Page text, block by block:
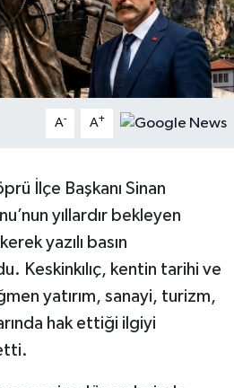
A- A+
İlçe Başkanı Sinan
yıllardır bekleyen
yazılı basın
Keskinkılıç, kentin tarihi ve
yatırım, sanayi, turizm,
hak ettiği ilgiyi